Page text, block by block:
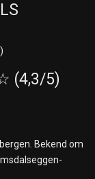
(4,3/5)
Bekend om